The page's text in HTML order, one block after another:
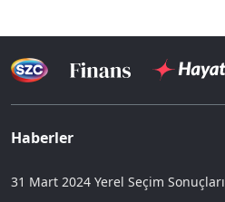
Haberler
31 Mart 2024 Yerel Seçim Sonuçları